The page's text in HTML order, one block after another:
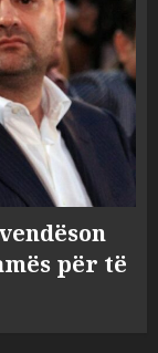
për të